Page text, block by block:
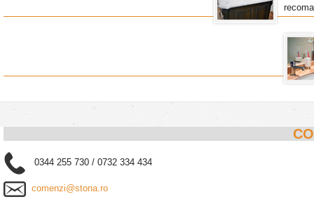
0344 255 730 / 0732 334 434
comenzi@stona.ro